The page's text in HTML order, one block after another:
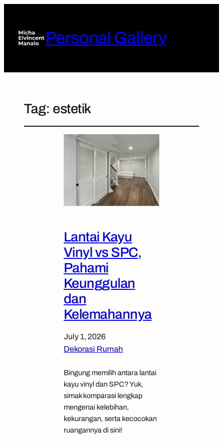
Personal Gallery
Tag: estetik
Lantai Kayu
Vinyl vs SPC,
Pahami
Keunggulan
dan
Kelemahannya
July 1, 2026
Dekorasi Rumah
Bingung memilih antara lantai
kayu vinyl dan SPC? Yuk,
simak komparasi lengkap
mengenai kelebihan,
kekurangan, serta kecocokan
ruangannya di sini!